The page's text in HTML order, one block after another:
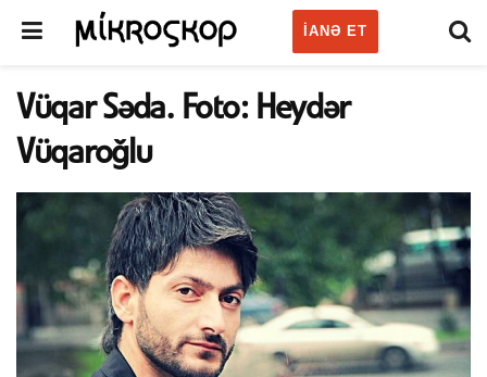
IANƏ ET
Vüqar Səda. Foto: Heydər
Vüqaroğlu